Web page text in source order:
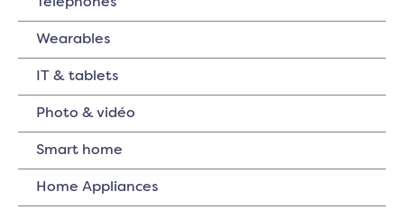
Wearables
IT & tablets
Photo & vidéo
Smart home
Home Appliances